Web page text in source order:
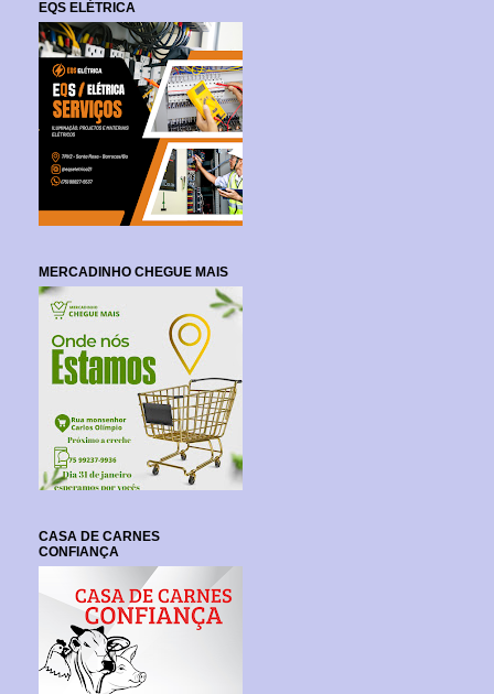
EQS ELÉTRICA
MERCADINHO CHEGUE MAIS
CASA DE CARNES
CONFIANÇA